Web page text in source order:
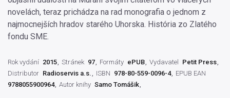
novelách, teraz prichádza na rad monografia o jednom z
najmocnejších hradov starého Uhorska. História zo Zlatého
fondu SME.
Rok vydání 2015 Stránek 97 Formáty ePUB Vydavatel
Petit Press
Distributor Radioservis a.s. ISBN 978-80-559-0096-4
EPUB EAN
9788055900964 Autor knihy Samo Tomášik